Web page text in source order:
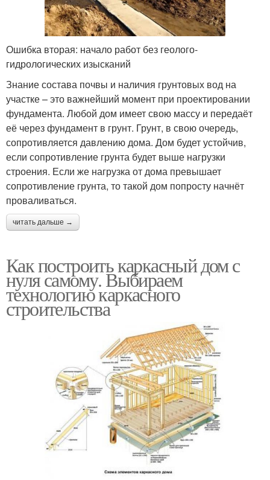
Ошибка вторая: начало работ без геолого-
гидрологических изысканий
Знание состава почвы и наличия грунтовых вод на
участке – это важнейший момент при проектировании
фундамента. Любой дом имеет свою массу и передаёт
её через фундамент в грунт. Грунт, в свою очередь,
сопротивляется давлению дома. Дом будет устойчив,
если сопротивление грунта будет выше нагрузки
строения. Если же нагрузка от дома превышает
сопротивление грунта, то такой дом попросту начнёт
проваливаться.
читать дальше →
Как построить каркасный дом с
нуля самому. Выбираем
технологию каркасного
строительства